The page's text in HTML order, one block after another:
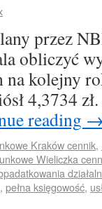
przez
obliczyć
kolejny
4,3734
reading
Kraków cennik,
Wieliczka
, pełna księgowość,